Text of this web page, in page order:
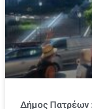
Δήμος Πατρέων